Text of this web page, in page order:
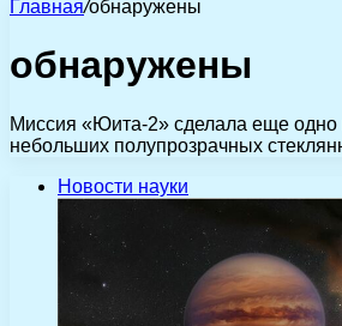
Главная/обнаружены
обнаружены
Миссия «Юита-2» сделала еще одно
небольших полупрозрачных
Новости науки